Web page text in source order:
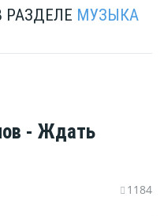
МУЗЫКА
- Ждать
1184